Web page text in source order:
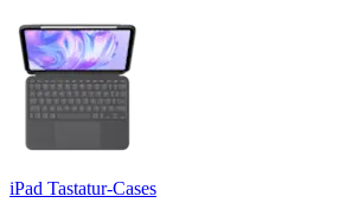
iPad Tastatur-Cases